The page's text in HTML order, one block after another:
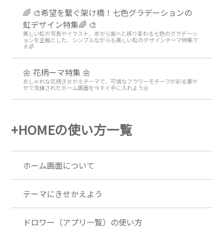
🌈 🎨希望を繋ぐ架け橋！七色グラデーションの
虹デザイン特集🌈 🎨
美しい虹の写真やイラスト、赤から紫へと移り変わる七色のグラデーシ
ョンを主軸とした、シンプルながらも美しい虹のデザインテーマ特集で
す🌈
🌼 花柄ーマ特集 🌼
おしゃれな花柄きせかえテーマで、可憐なフラワーモチーフが彩る華や
かで洗練されたホーム画面を今すぐ手に入れよう🌼
+HOMEの使い方一覧
ホーム画面について
テーマにきせかえよう
ドロワー（アプリ一覧）の使い方